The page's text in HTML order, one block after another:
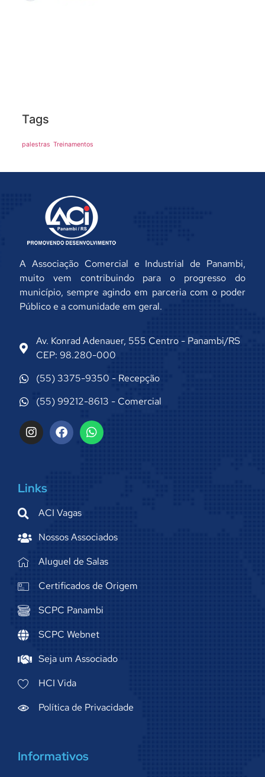
Tags
palestras Treinamentos
A Associação Comercial e Industrial de Panambi,
muito vem contribuindo para o progresso do
município, sempre agindo em parceria com o poder
Público e a comunidade em geral.
Av. Konrad Adenauer, 555 Centro - Panambi/RS
CEP: 98.280-000
(55) 3375-9350 - Recepção
(55) 99212-8613 - Comercial
Links
ACI Vagas
Nossos Associados
Aluguel de Salas
Certificados de Origem
SCPC Panambi
SCPC Webnet
Seja um Associado
HCI Vida
Política de Privacidade
Informativos